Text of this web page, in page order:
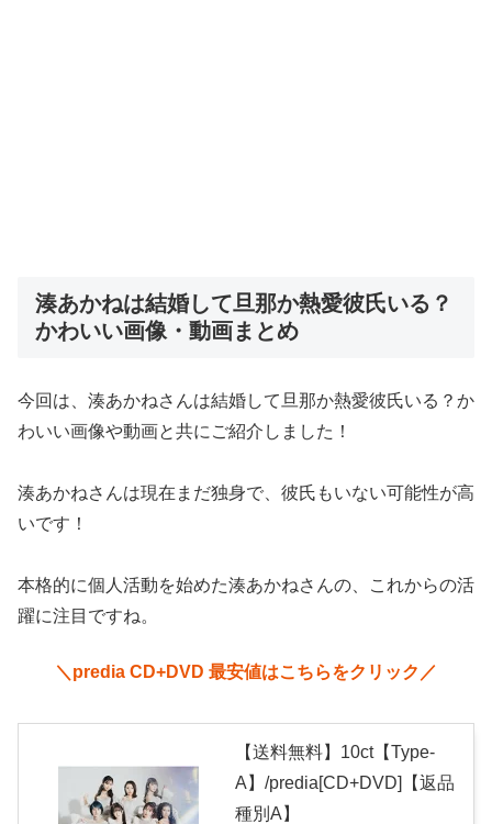
湊あかねは結婚して旦那か熱愛彼氏いる？
かわいい画像・動画まとめ
今回は、湊あかねさんは結婚して旦那か熱愛彼氏いる？か
わいい画像や動画と共にご紹介しました！
湊あかねさんは現在まだ独身で、彼氏もいない可能性が高
いです！
本格的に個人活動を始めた湊あかねさんの、これからの活
躍に注目ですね。
＼predia CD+DVD 最安値はこちらをクリック／
【送料無料】10ct【Type-
A】/predia[CD+DVD]【返品
種別A】